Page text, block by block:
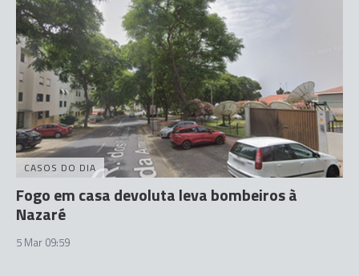
CASOS DO DIA
Fogo em casa devoluta leva bombeiros à
Nazaré
5 Mar 09:59